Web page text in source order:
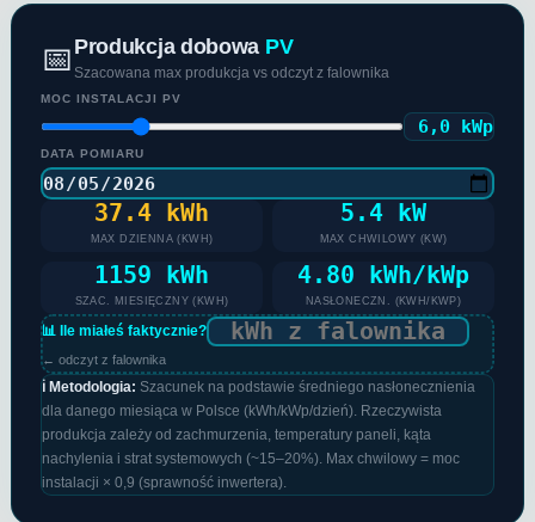
📅 Produkcja dobowa PV
Szacowana max produkcja vs odczyt z falownika
MOC INSTALACJI PV
6,0 kWp
DATA POMIARU
37.4 kWh
MAX DZIENNA (KWH)
5.4 kW
MAX CHWILOWY (KW)
1159 kWh
SZAC. MIESIĘCZNY (KWH)
4.80 kWh/kWp
NASŁONECZN. (KWH/KWP)
📊 Ile miałeś faktycznie?
← odczyt z falownika
ℹ️ Metodologia: Szacunek na podstawie średniego nasłonecznienia
dla danego miesiąca w Polsce (kWh/kWp/dzień). Rzeczywista
produkcja zależy od zachmurzenia, temperatury paneli, kąta
nachylenia i strat systemowych (~15–20%). Max chwilowy = moc
instalacji × 0,9 (sprawność inwertera).